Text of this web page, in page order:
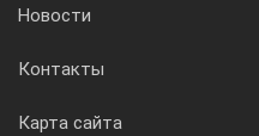
Смещение по горизонтали:
Новости
Контакты
Карта сайта